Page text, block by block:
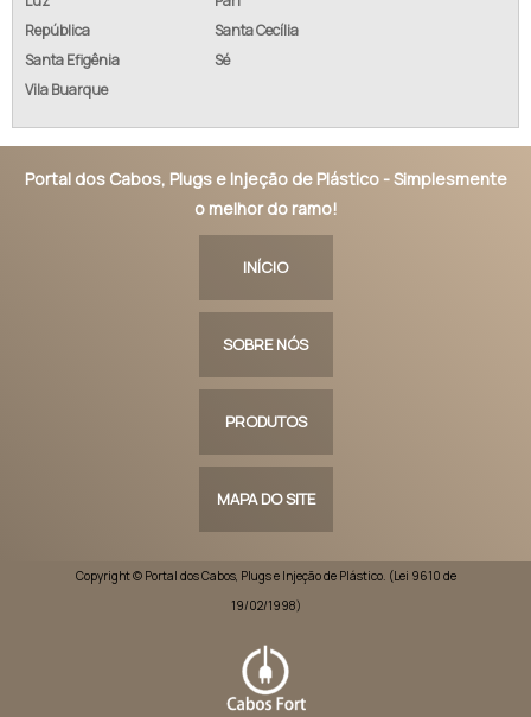
República
Santa Cecília
Santa Efigênia
Sé
Vila Buarque
Portal dos Cabos, Plugs e Injeção de Plástico - Simplesmente
o melhor do ramo!
INÍCIO
SOBRE NÓS
PRODUTOS
MAPA DO SITE
Copyright © Portal dos Cabos, Plugs e Injeção de Plástico. (Lei 9610 de
19/02/1998)